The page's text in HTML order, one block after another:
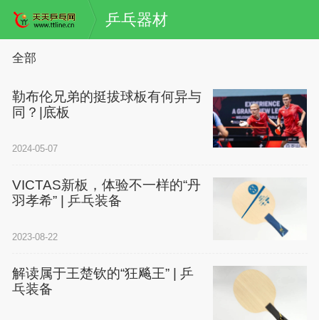
乒乓器材
全部
勒布伦兄弟的挺拔球板有何异与
同？|底板
2024-05-07
VICTAS新板，体验不一样的“丹
羽孝希” | 乒乓装备
2023-08-22
解读属于王楚钦的“狂飚王” | 乒
乓装备